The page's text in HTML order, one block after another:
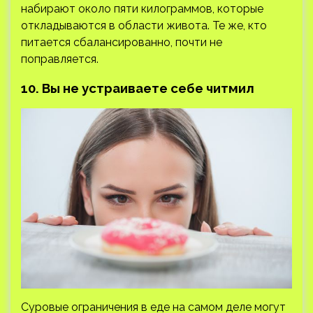
набирают около пяти килограммов, которые
откладываются в области живота. Те же, кто
питается сбалансированно, почти не
поправляется.
10. Вы не устраиваете себе читмил
Суровые ограничения в еде на самом деле могут